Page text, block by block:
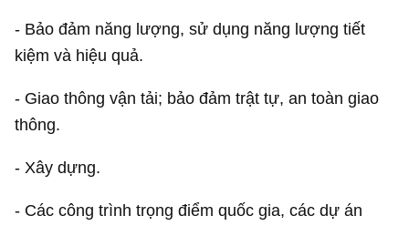
- Bảo đảm năng lượng, sử dụng năng lượng tiết
kiệm và hiệu quả.
- Giao thông vận tải; bảo đảm trật tự, an toàn giao
thông.
- Xây dựng.
- Các công trình trọng điểm quốc gia, các dự án